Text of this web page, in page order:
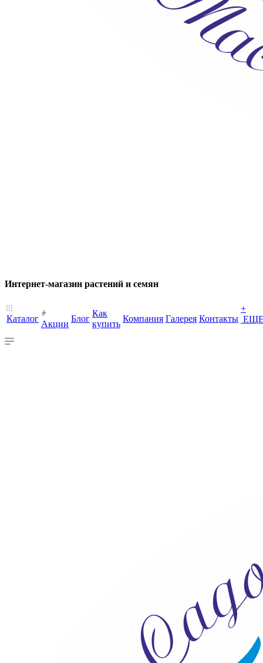
Интернет-магазин растений и семян
Каталог
Акции
Блог
Как
купить
Компания Галерея Контакты
+